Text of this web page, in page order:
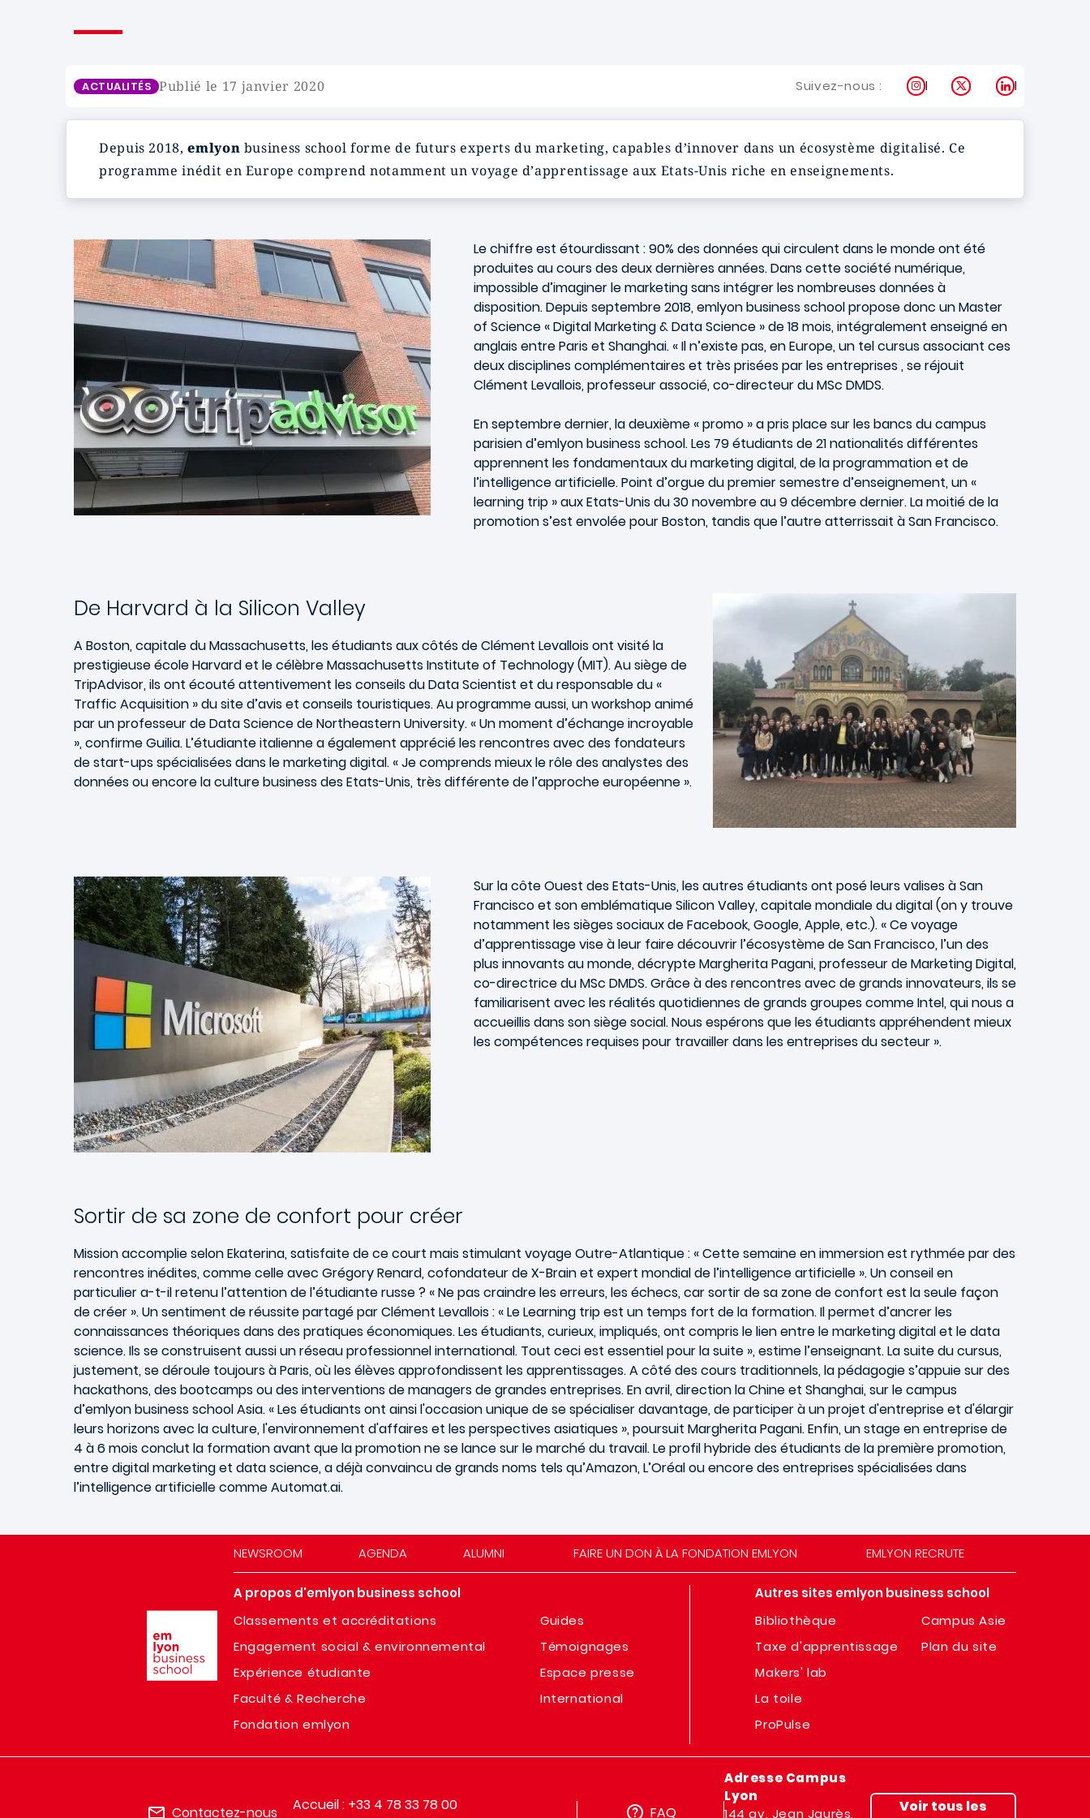
ACTUALITÉS Publié le 17 janvier 2020 Suivez-nous : Instagram
X LinkedIn
Depuis 2018,emlyon business school forme de futurs experts du marketing, capables d’innover dans un écosystème digitalisé. Ce
programme inédit en Europe comprend notamment un voyage d’apprentissage aux Etats-Unis riche en enseignements.
Le chiffre est étourdissant : 90% des données qui circulent dans le monde ont été
produites au cours des deux dernières années. Dans cette société numérique,
impossible d’imaginer le marketing sans intégrer les nombreuses données à
disposition. Depuis septembre 2018, emlyon business schoolpropose donc un Master
of Science « Digital Marketing & Data Science » de 18 mois, intégralement enseigné en
anglais entre Paris et Shanghai. « Il n’existe pas, en Europe, un tel cursus associant ces
deux disciplines complémentaires et très prisées par les entreprises , se réjouit
Clément Levallois, professeur associé, co-directeur du MSc DMDS.
En septembre dernier, la deuxième « promo » a pris place sur les bancs du campus
parisien d’emlyon business school. Les 79 étudiants de 21 nationalités différentes
apprennent les fondamentaux du marketing digital, de la programmation et de
l’intelligence artificielle. Point d’orgue du premier semestre d’enseignement, un «
learning trip » aux Etats-Unis du 30 novembre au 9 décembre dernier. La moitié de la
promotion s’est envolée pour Boston, tandis que l’autre atterrissait à San Francisco.
De Harvard à la Silicon Valley
A Boston, capitale du Massachusetts, les étudiants aux côtés de Clément Levallois ont visité la
prestigieuse école Harvard et le célèbre Massachusetts Institute of Technology (MIT). Au siège de
TripAdvisor, ils ont écouté attentivement les conseils du Data Scientist et du responsable du «
Traffic Acquisition » du site d’avis et conseils touristiques. Au programme aussi, un workshop animé
par un professeur de Data Science de Northeastern University. « Un moment d’échange incroyable
», confirme Guilia. L’étudiante italienne a également apprécié les rencontres avec des fondateurs
de start-ups spécialisées dans le marketing digital. « Je comprends mieux le rôle des analystes des
données ou encore la culture business des Etats-Unis, très différente de l’approche européenne ».
Sur la côte Ouest des Etats-Unis, les autres étudiants ont posé leurs valises à San
Francisco et son emblématique Silicon Valley, capitale mondiale du digital (on y trouve
notamment les sièges sociaux de Facebook, Google, Apple, etc.). « Ce voyage
d’apprentissage vise à leur faire découvrir l’écosystème de San Francisco, l’un des
plus innovants au monde, décrypte Margherita Pagani, professeur de Marketing Digital,
co-directrice du MSc DMDS. Grâce à des rencontres avec de grands innovateurs, ils se
familiarisent avec les réalités quotidiennes de grands groupes comme Intel, qui nous a
accueillis dans son siège social. Nous espérons que les étudiants appréhendent mieux
les compétences requises pour travailler dans les entreprises du secteur ».
Sortir de sa zone de confort pour créer
Mission accomplie selon Ekaterina, satisfaite de ce court mais stimulant voyage Outre-Atlantique : « Cette semaine en immersion est rythmée par des
rencontres inédites, comme celle avec Grégory Renard, cofondateur de X-Brain et expert mondial de l’intelligence artificielle ». Un conseil en
particulier a-t-il retenu l’attention de l’étudiante russe ? « Ne pas craindre les erreurs, les échecs, car sortir de sa zone de confort est la seule façon
de créer ». Un sentiment de réussite partagé par Clément Levallois : « Le Learning trip est un temps fort de la formation. Il permet d’ancrer les
connaissances théoriques dans des pratiques économiques. Les étudiants, curieux, impliqués, ont compris le lien entre le marketing digital et le data
science. Ils se construisent aussi un réseau professionnel international. Tout ceci est essentiel pour la suite », estime l’enseignant. La suite du cursus,
justement, se déroule toujours à Paris, où les élèves approfondissent les apprentissages. A côté des cours traditionnels, la pédagogie s’appuie sur des
hackathons, des bootcamps ou des interventions de managers de grandes entreprises. En avril, direction la Chine et Shanghai, sur le campus
d’emlyon business school Asia. « Les étudiants ont ainsi l'occasion unique de se spécialiser davantage, de participer à un projet d'entreprise et d'élargir
leurs horizons avec la culture, l'environnement d'affaires et les perspectives asiatiques », poursuit Margherita Pagani. Enfin, un stage en entreprise de
4 à 6 mois conclut la formation avant que la promotion ne se lance sur le marché du travail. Le profil hybride des étudiants de la première promotion,
entre digital marketing et data science, a déjà convaincu de grands noms tels qu’Amazon, L’Oréal ou encore des entreprises spécialisées dans
l’intelligence artificielle comme Automat.ai.
NEWSROOM AGENDA ALUMNI FAIRE UN DON À LA FONDATION EMLYON EMLYON RECRUTE
A propos d'emlyon business school
Classements et accréditations
Engagement social & environnemental
Expérience étudiante
Faculté & Recherche
Fondation emlyon
Guides
Témoignages
Espace presse
International
Autres sites emlyon business school
Bibliothèque
Taxe d'apprentissage
Makers' lab
La toile
ProPulse
Campus Asie
Plan du site
Contactez-nous
Accueil : +33 4 78 33 78 00
FAQ
Adresse Campus
Lyon
144 av. Jean Jaurès,
Voir tous les